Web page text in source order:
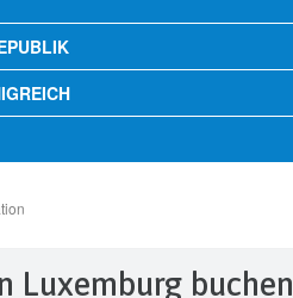
Luxemburg buchen